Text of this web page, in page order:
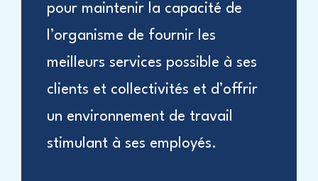
pour maintenir la capacité de
l’organisme de fournir les
meilleurs services possible à ses
clients et collectivités et d’offrir
un environnement de travail
stimulant à ses employés.